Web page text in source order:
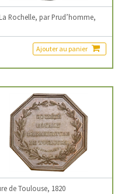
Rochelle, par Prud’homme,
Ajouter au panier
de Toulouse, 1820